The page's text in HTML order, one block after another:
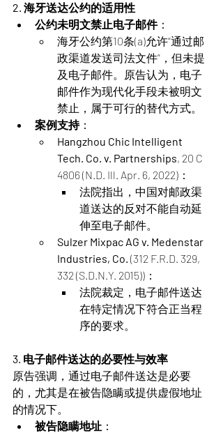
2. 海牙送达公约的适用性
公约未明文禁止电子邮件：
海牙公约第10条(a)允许“通过邮
政渠道发送司法文件”，但未提
及电子邮件。原告认为，电子
邮件作为现代化手段未被明文
禁止，属于可行的替代方式。
案例支持：
Hangzhou Chic Intelligent
Tech. Co. v. Partnerships, 20 C
4806 (N.D. Ill. Apr. 6, 2022)：
法院指出，中国对邮政渠
道送达的反对不能自动延
伸至电子邮件​。
Sulzer Mixpac AG v. Medenstar
Industries, Co. (312 F.R.D. 329,
332 (S.D.N.Y. 2015))：
法院裁定，电子邮件送达
在特定情况下符合正当程
序的要求​。
3. 电子邮件送达的必要性与效率
原告强调，通过电子邮件送达是必要
的，尤其是在被告隐瞒或提供虚假地址
的情况下。
被告隐瞒地址 ：